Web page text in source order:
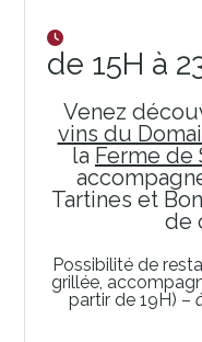
de 15H à
Venez
vins du
la Ferme de
Tartines et
de
Possibilité de
grillée,
partir de 19H) –